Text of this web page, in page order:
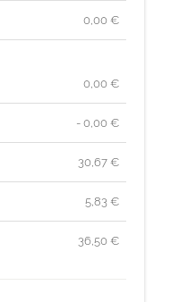
0,00 €
0,00 €
- 0,00 €
30,67 €
5,83 €
36,50 €